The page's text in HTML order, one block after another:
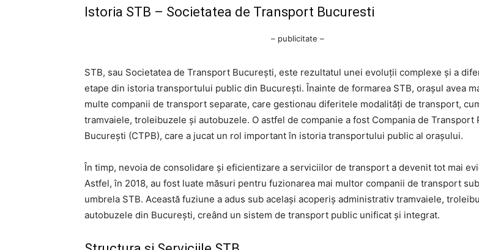
Istoria STB – Societatea de Transport Bucuresti
– publicitate –
STB, sau Societatea de Transport București, este rezultatul unei evoluții complexe și a
etape din istoria transportului public din București. Înainte de formarea STB, orașul avea
multe companii de transport separate, care gestionau diferitele modalități de transport,
tramvaiele, troleibuzele și autobuzele. O astfel de companie a fost Compania de Transport
București (CTPB), care a jucat un rol important în istoria transportului public al orașului.
În timp, nevoia de consolidare și eficientizare a serviciilor de transport a devenit tot mai
Astfel, în 2018, au fost luate măsuri pentru fuzionarea mai multor companii de transport sub
umbrela STB. Această fuziune a adus sub același acoperiș administrativ tramvaiele,
autobuzele din București, creând un sistem de transport public unificat și integrat.